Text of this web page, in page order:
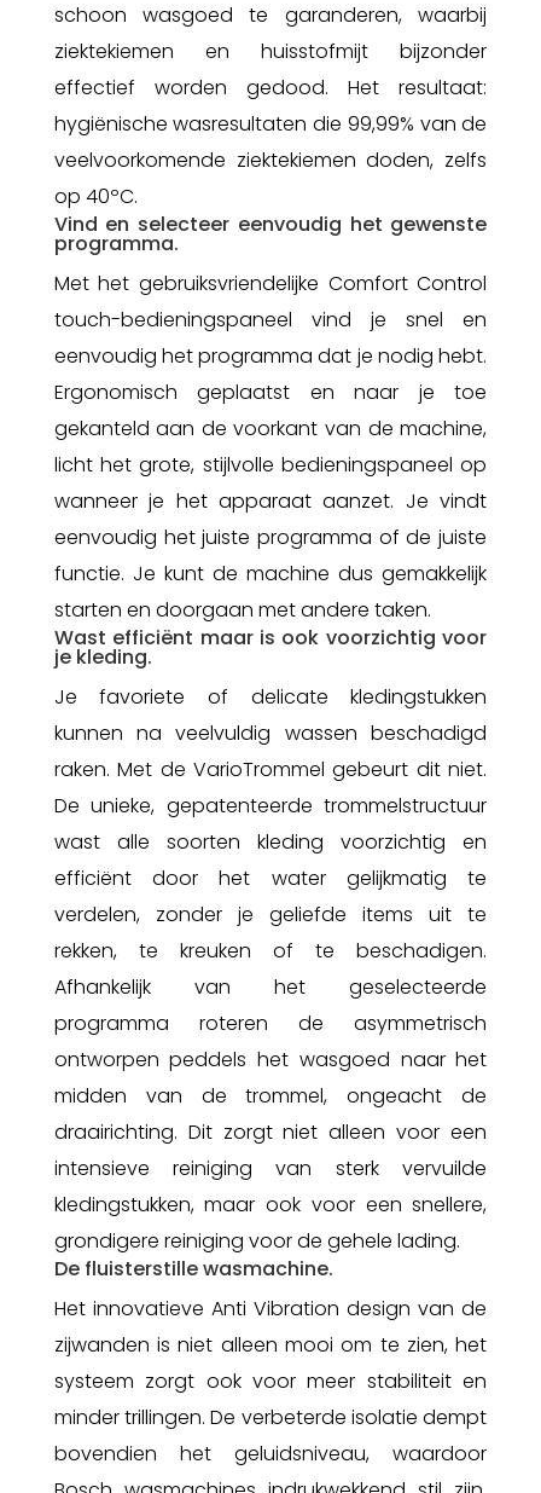
schoon wasgoed te garanderen, waarbij
ziektekiemen en huisstofmijt bijzonder
effectief worden gedood. Het resultaat:
hygiënische wasresultaten die 99,99% van de
veelvoorkomende ziektekiemen doden, zelfs
op 40ºC.
Vind en selecteer eenvoudig het gewenste
programma.
Met het gebruiksvriendelijke Comfort Control
touch-bedieningspaneel vind je snel en
eenvoudig het programma dat je nodig hebt.
Ergonomisch geplaatst en naar je toe
gekanteld aan de voorkant van de machine,
licht het grote, stijlvolle bedieningspaneel op
wanneer je het apparaat aanzet. Je vindt
eenvoudig het juiste programma of de juiste
functie. Je kunt de machine dus gemakkelijk
starten en doorgaan met andere taken.
Wast efficiënt maar is ook voorzichtig voor
je kleding.
Je favoriete of delicate kledingstukken
kunnen na veelvuldig wassen beschadigd
raken. Met de VarioTrommel gebeurt dit niet.
De unieke, gepatenteerde trommelstructuur
wast alle soorten kleding voorzichtig en
efficiënt door het water gelijkmatig te
verdelen, zonder je geliefde items uit te
rekken, te kreuken of te beschadigen.
Afhankelijk van het geselecteerde
programma roteren de asymmetrisch
ontworpen peddels het wasgoed naar het
midden van de trommel, ongeacht de
draairichting. Dit zorgt niet alleen voor een
intensieve reiniging van sterk vervuilde
kledingstukken, maar ook voor een snellere,
grondigere reiniging voor de gehele lading.
De fluisterstille wasmachine.
Het innovatieve Anti Vibration design van de
zijwanden is niet alleen mooi om te zien, het
systeem zorgt ook voor meer stabiliteit en
minder trillingen. De verbeterde isolatie dempt
bovendien het geluidsniveau, waardoor